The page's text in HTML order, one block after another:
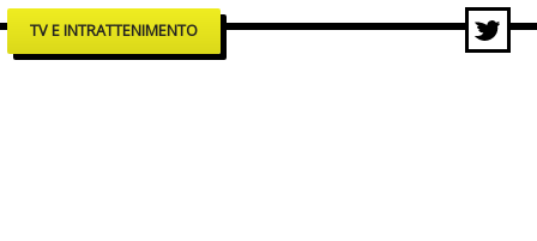
TV E INTRATTENIMENTO